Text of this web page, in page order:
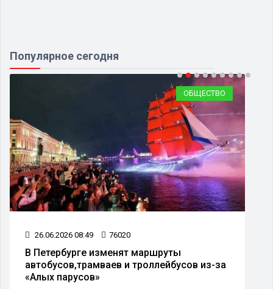
Популярное сегодня
ОБЩЕСТВО
26.06.2026 08:49 76020
В Петербурге изменят маршруты
автобусов,трамваев и троллейбусов из-за
«Алых парусов»